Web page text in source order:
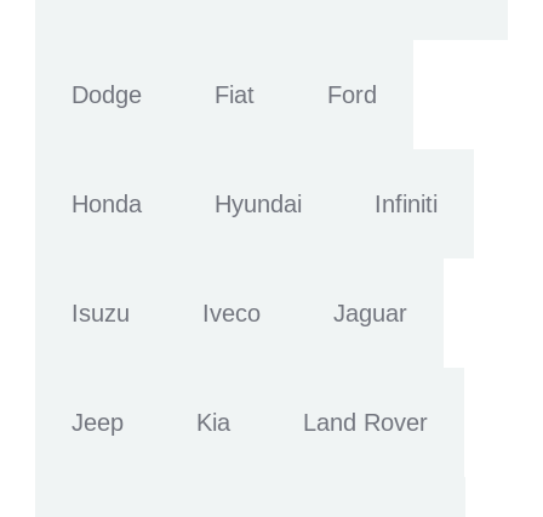
Dodge Fiat Ford
Honda Hyundai Infiniti
Isuzu Iveco Jaguar
Jeep Kia Land Rover